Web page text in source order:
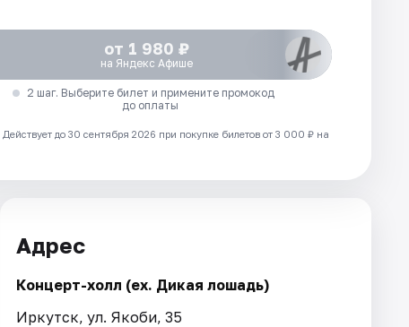
от 1 980 ₽
на Яндекс Афише
2 шаг. Выберите билет и примените промокод
до оплаты
Действует до 30 сентября 2026 при покупке билетов от 3 000 ₽ на
Адрес
Концерт-холл (ex. Дикая лошадь)
Иркутск, ул. Якоби, 35